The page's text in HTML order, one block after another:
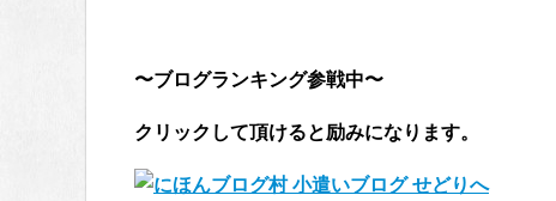
〜ブログランキング参戦中〜
クリックして頂けると励みになります。